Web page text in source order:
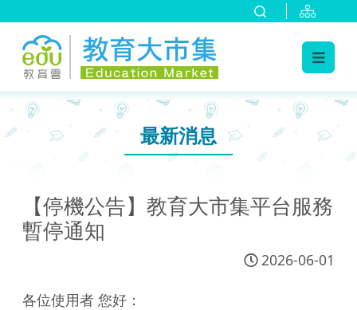
::: 最新消息
【停機公告】教育大市集平台服務
暫停通知
2026-06-01
各位使用者 您好：